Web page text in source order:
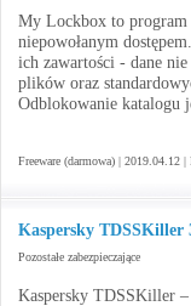
My Lockbox to program
niepowołanym
ich zawartości - dane
plików oraz
Odblokowanie katalogu
Freeware (darmowa) | 2019.04.12 |
Kaspersky TDSSKiller
Pozostałe zabezpieczające
Kaspersky TDSSKiller –